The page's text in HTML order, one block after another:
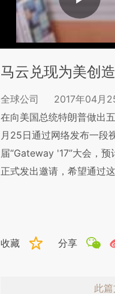
马云兑现为美创
全球公司
2017年04月
在向美国总统特朗普做出
月25日通过网络发布一段
届“Gateway '17”大会，
正式发出邀请，希望通过
收藏 分享
此